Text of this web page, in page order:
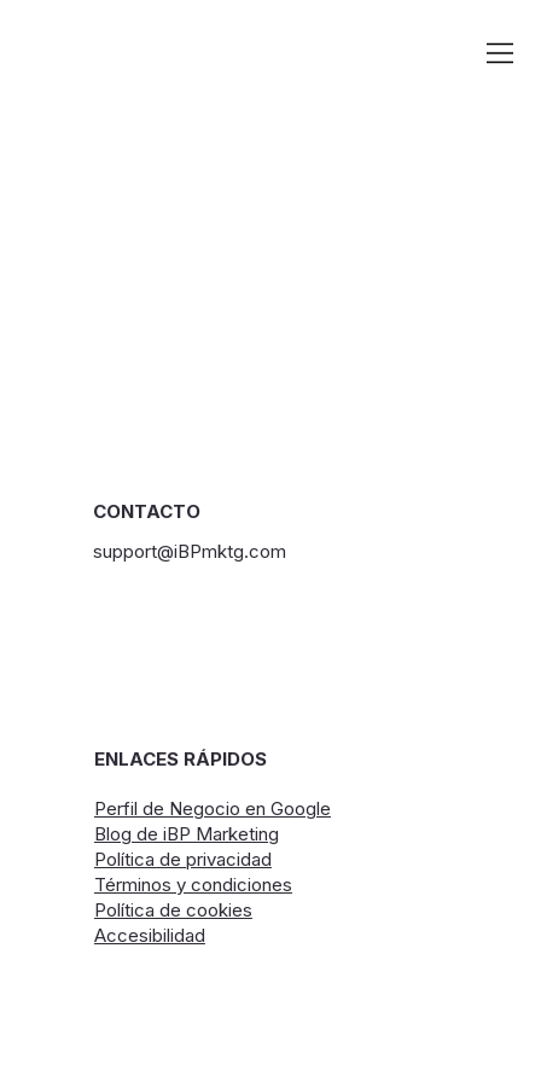
CONTACTO
support@iBPmktg.com
ENLACES RÁPIDOS
Perfil de Negocio en Google
Blog de iBP Marketing
Política de privacidad
Términos y condiciones
Política de cookies
Accesibilidad